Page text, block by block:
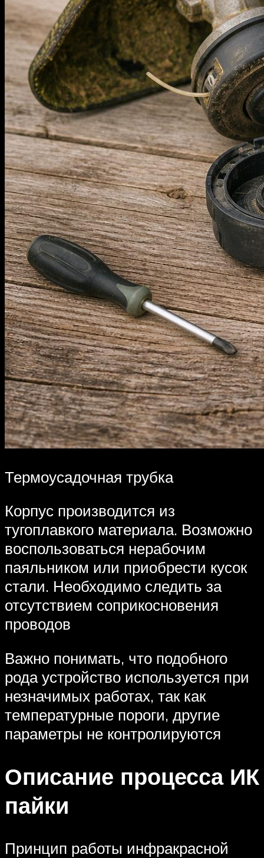
Термоусадочная трубка
Корпус производится из
тугоплавкого материала. Возможно
воспользоваться нерабочим
паяльником или приобрести кусок
стали. Необходимо следить за
отсутствием соприкосновения
проводов
Важно понимать, что подобного
рода устройство используется при
незначимых работах, так как
температурные пороги, другие
параметры не контролируются
Описание процесса ИК
пайки
Принцип работы инфракрасной